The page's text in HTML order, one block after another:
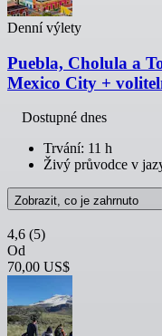
Denní výlety
Puebla, Cholula a
Mexico City +
Dostupné dnes
Trvání: 11 h
Živý průvodce v
Zobrazit, co je zahrnuto
4,6 (5)
Od
70,00 US$